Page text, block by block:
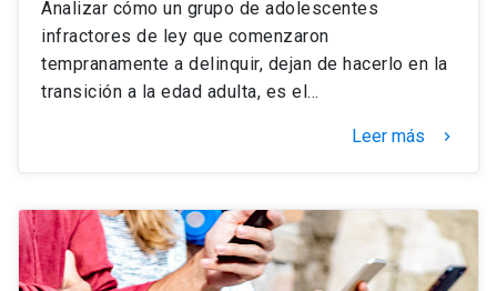
Analizar cómo un grupo de adolescentes
infractores de ley que comenzaron
tempranamente a delinquir, dejan de hacerlo en la
transición a la edad adulta, es el…
Leer más keyboard_arrow_right